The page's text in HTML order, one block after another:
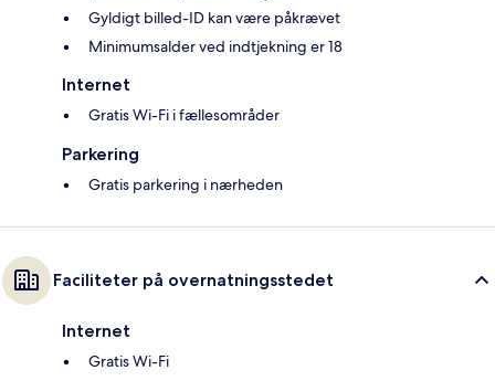
Gyldigt billed-ID kan være påkrævet
Minimumsalder ved indtjekning er 18
Internet
Gratis Wi-Fi i fællesområder
Parkering
Gratis parkering i nærheden
Faciliteter på overnatningsstedet
Internet
Gratis Wi-Fi